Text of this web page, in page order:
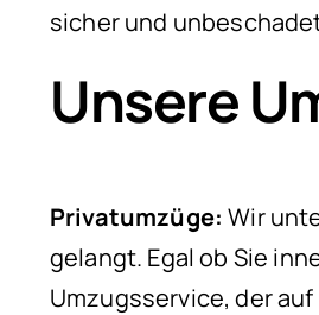
sicher und
Unsere
Privatumzüge: Wir
gelangt. Egal ob Sie
Umzugsservice, der